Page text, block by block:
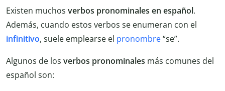
Existen muchos verbos pronominales en español.
Además, cuando estos verbos se enumeran con el
infinitivo, suele emplearse el pronombre“se”.
Algunos de los verbos pronominales más comunes del
español son: